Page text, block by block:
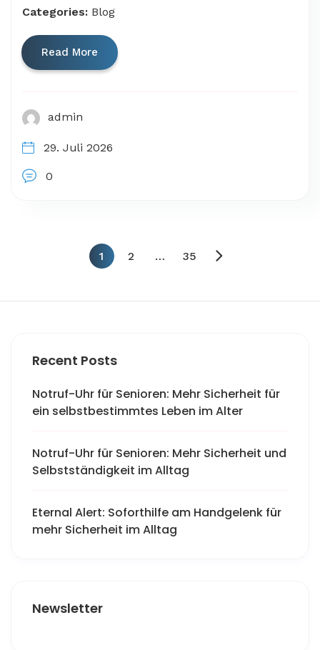
Recent Posts
Notruf-Uhr für Senioren: Mehr Sicherheit für
ein selbstbestimmtes Leben im Alter
Notruf-Uhr für Senioren: Mehr Sicherheit und
Selbstständigkeit im Alltag
Eternal Alert: Soforthilfe am Handgelenk für
mehr Sicherheit im Alltag
Newsletter
Categories: Blog
Read More
admin
29. Juli 2026
0
1 2 … 35